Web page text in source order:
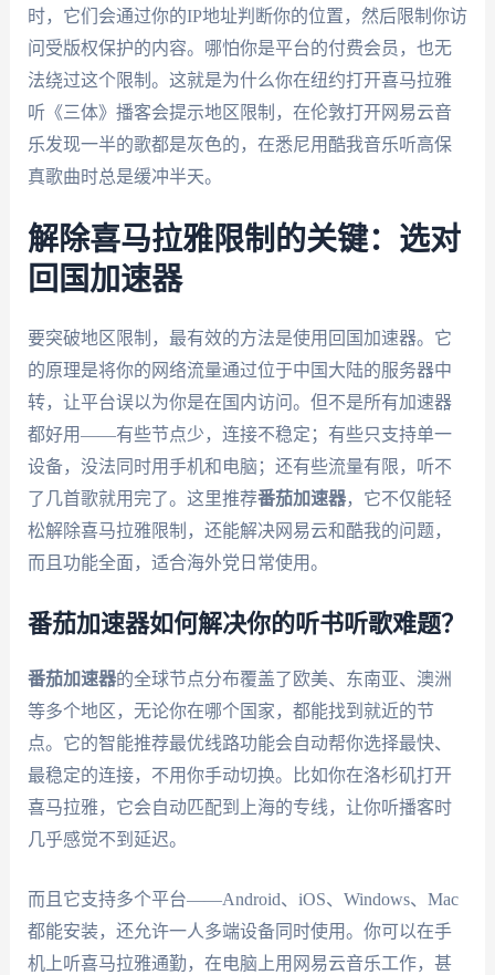
时，它们会通过你的IP地址判断你的位置，然后限制你访
问受版权保护的内容。哪怕你是平台的付费会员，也无
法绕过这个限制。这就是为什么你在纽约打开喜马拉雅
听《三体》播客会提示地区限制，在伦敦打开网易云音
乐发现一半的歌都是灰色的，在悉尼用酷我音乐听高保
真歌曲时总是缓冲半天。
解除喜马拉雅限制的关键：选对
回国加速器
要突破地区限制，最有效的方法是使用回国加速器。它
的原理是将你的网络流量通过位于中国大陆的服务器中
转，让平台误以为你是在国内访问。但不是所有加速器
都好用——有些节点少，连接不稳定；有些只支持单一
设备，没法同时用手机和电脑；还有些流量有限，听不
了几首歌就用完了。这里推荐番茄加速器，它不仅能轻
松解除喜马拉雅限制，还能解决网易云和酷我的问题，
而且功能全面，适合海外党日常使用。
番茄加速器如何解决你的听书听歌难题？
番茄加速器的全球节点分布覆盖了欧美、东南亚、澳洲
等多个地区，无论你在哪个国家，都能找到就近的节
点。它的智能推荐最优线路功能会自动帮你选择最快、
最稳定的连接，不用你手动切换。比如你在洛杉矶打开
喜马拉雅，它会自动匹配到上海的专线，让你听播客时
几乎感觉不到延迟。
而且它支持多个平台——Android、iOS、Windows、Mac
都能安装，还允许一人多端设备同时使用。你可以在手
机上听喜马拉雅通勤，在电脑上用网易云音乐工作，甚